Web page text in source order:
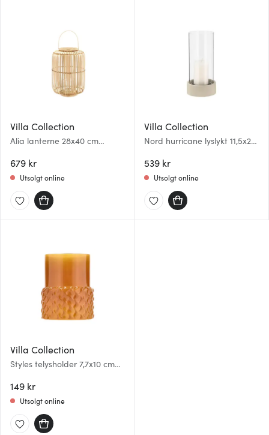
Villa Collection
Alia lanterne 28x40 cm
679 kr
Utsolgt online
Villa Collection
Nord hurricane lyslykt 11,5x25
539 kr
Utsolgt online
Villa Collection
Styles telysholder 7,7x10 cm
149 kr
Utsolgt online